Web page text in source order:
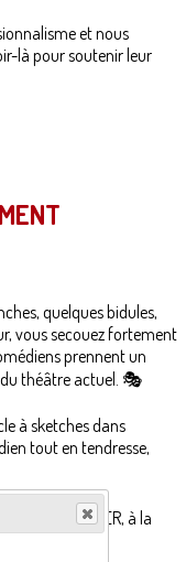
et nous
là pour soutenir leur
quelques bidules,
vous secouez fortement
prennent un
théâtre actuel. 🎭
à sketches dans
tout en tendresse,
28 JANVIER, à la
! ⬅️